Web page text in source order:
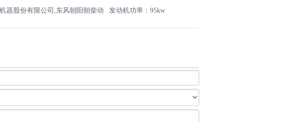
器股份有限公司,东风朝阳朝柴动
发动机功率：95kw